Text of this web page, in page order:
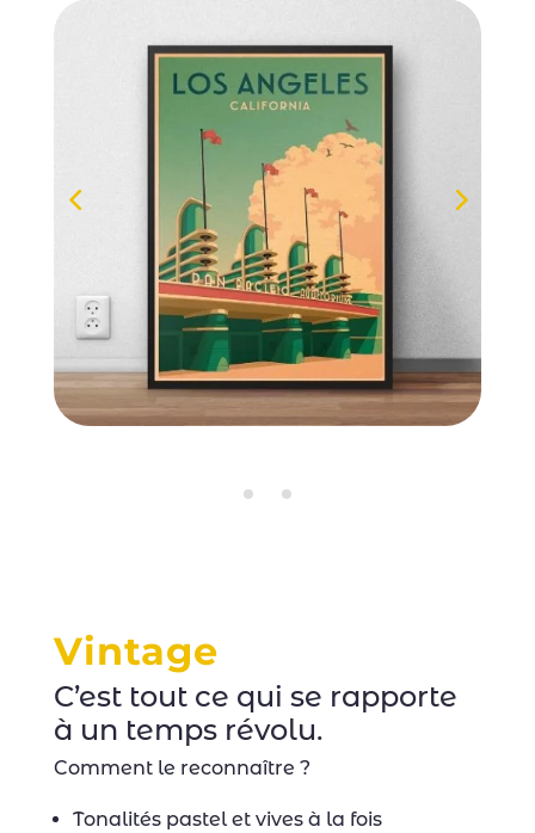
Vintage
C’est tout ce qui se rapporte
à un temps révolu.
Comment le reconnaître ?
Tonalités pastel et vives à la fois